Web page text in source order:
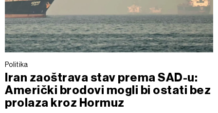
Politika
Iran zaoštrava stav prema SAD-u:
Američki brodovi mogli bi ostati bez
prolaza kroz Hormuz